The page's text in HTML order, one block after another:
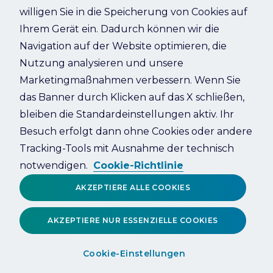
Refresh
willigen Sie in die Speicherung von Cookies auf
Ihrem Gerät ein. Dadurch können wir die
Navigation auf der Website optimieren, die
Nutzung analysieren und unsere
Marketingmaßnahmen verbessern. Wenn Sie
das Banner durch Klicken auf das X schließen,
bleiben die Standardeinstellungen aktiv. Ihr
Besuch erfolgt dann ohne Cookies oder andere
Tracking-Tools mit Ausnahme der technisch
notwendigen. Cookie-Richtlinie
Cookie-Einstellungen
AKZEPTIERE NUR ESSENZIELLE COOKIES
AKZEPTIERE ALLE COOKIES